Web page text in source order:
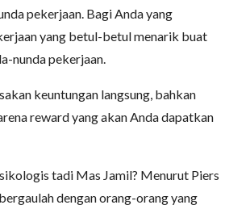
pekerjaan. Bagi Anda yang
yang betul-betul menarik buat
nunda pekerjaan.
keuntungan langsung, bahkan
reward yang akan Anda dapatkan
tadi Mas Jamil? Menurut Piers
dengan orang-orang yang